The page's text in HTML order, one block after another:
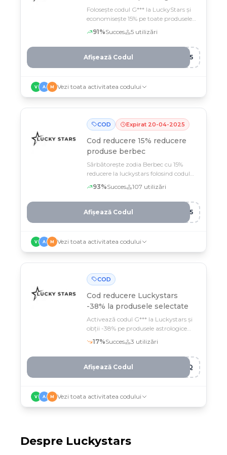
Folosește codul G*** la LuckyStars și
economisește 15% pe toate produsele
Gemeni până pe 22 iunie
91%Succes 5 utilizări
I15
Afișează Codul
V A M Vezi toata activitatea codului
COD Expirat 20-04-2025
Cod reducere 15% reducere
produse berbec
Sărbătorește zodia Berbec cu 15%
reducere la luckystars folosind codul
BER***
93%Succes 107 utilizări
C15
Afișează Codul
V A M Vezi toata activitatea codului
COD
Cod reducere Luckystars
-38% la produsele selectate
Activează codul G*** la Luckystars și
obții -38% pe produsele astrologice
selectate până pe 12 februarie
17%Succes 3 utilizări
PWQ
Afișează Codul
V A M Vezi toata activitatea codului
Despre Luckystars